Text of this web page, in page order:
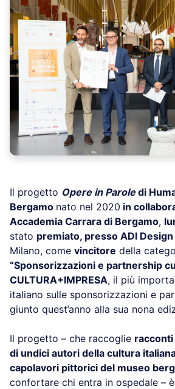
Il progetto Opere in Paroledi
Bergamo nato nel 2020 in
Accademia Carrara di Bergamo,
stato premiato, presso ADI
Milano, come vincitore della
“Sponsorizzazioni e partnership
CULTURA+IMPRESA, il più
italiano sulle sponsorizzazioni e
giunto quest’anno alla sua nona
Il progetto – che raccoglie
di undici autori della cultura
capolavori pittorici del museo
confortare chi entra in ospedale –